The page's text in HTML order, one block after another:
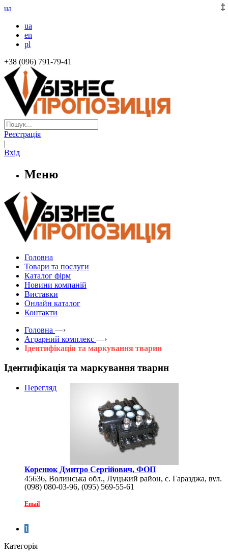
ua
ua
en
pl
+38 (096) 791-79-41
Реєстрація
|
Вхід
Меню
Головна
Товари та послуги
Каталог фірм
Новини компаній
Виставки
Онлайн каталог
Контакти
Головна —›
Аграрний комплекс —›
Ідентифікація та маркування тварин
Ідентифікація та маркування тварин
Перегляд
Коренюк Дмитро Сергійович, ФОП
45636, Волинська обл., Луцький район, с. Гаразджа, вул.
Вишнева, 76А
(098) 080-03-96, (095) 569-55-61
Email
1
Категорія